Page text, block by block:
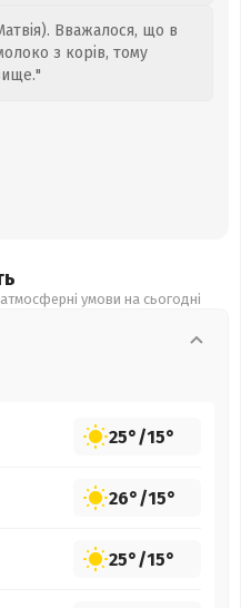
Вважалося, що в
з корів, тому
умови на сьогодні
25°/15°
26°/15°
25°/15°